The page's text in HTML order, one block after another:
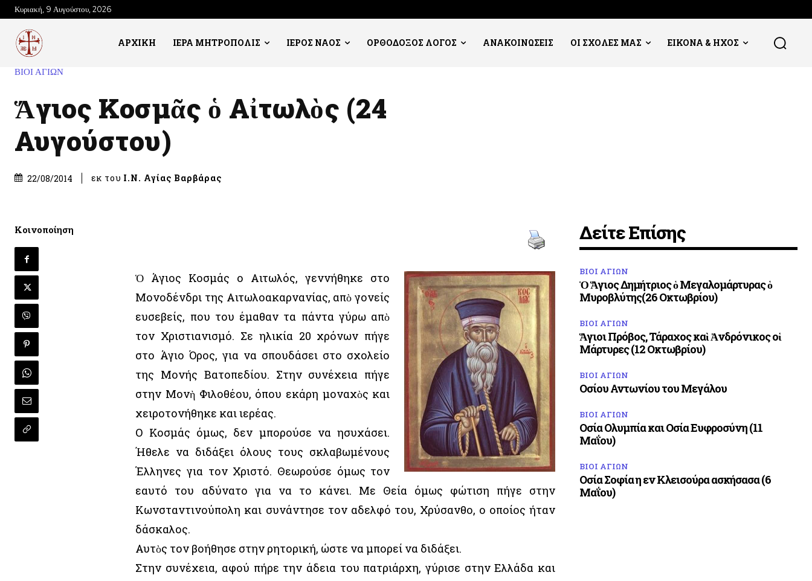
Κυριακή, 9 Αυγούστου, 2026
ΑΡΧΙΚΗ ΙΕΡΑ ΜΗΤΡΟΠΟΛΙΣ ΙΕΡΟΣ ΝΑΟΣ ΟΡΘΟΔΟΞΟΣ ΛΟΓΟΣ ΑΝΑΚΟΙΝΩΣΕΙΣ ΟΙ ΣΧΟΛΕΣ ΜΑΣ ΕΙΚΟΝΑ & ΗΧΟΣ
ΒΙΟΙ ΑΓΙΩΝ
Ἅγιος Κοσμᾶς ὁ Αἰτωλὸς (24
Αυγούστου)
22/08/2014 εκ του Ι.Ν. Αγίας Βαρβάρας
Κοινοποίηση
Ὁ Άγιος Κοσμάς ο Αιτωλός, γεννήθηκε στο
Μονοδένδρι της Αιτωλοακαρνανίας, απὸ γονείς
ευσεβείς, που του έμαθαν τα πάντα γύρω απὸ
τον Χριστιανισμό. Σε ηλικία 20 χρόνων πήγε
στο Άγιο Όρος, για να σπουδάσει στο σχολείο
της Μονής Βατοπεδίου. Στην συνέχεια πήγε
στην Μονὴ Φιλοθέου, όπου εκάρη μοναχὸς και
χειροτονήθηκε και ιερέας.
Ο Κοσμάς όμως, δεν μπορούσε να ησυχάσει.
Ήθελε να διδάξει όλους τους σκλαβωμένους
Έλληνες για τον Χριστό. Θεωρούσε όμως τον
εαυτό του αδύνατο για να το κάνει. Με Θεία όμως φώτιση πήγε στην
Κωνσταντινούπολη και συνάντησε τον αδελφό του, Χρύσανθο, ο οποίος ήταν
δάσκαλος.
Αυτὸς τον βοήθησε στην ρητορική, ώστε να μπορεί να διδάξει.
Στην συνέχεια, αφού πήρε την άδεια του πατριάρχη, γύρισε στην Ελλάδα και
Δείτε Επίσης
ΒΙΟΙ ΑΓΙΩΝ
Ὁ Ἅγιος Δημήτριος ὁ Μεγαλομάρτυρας ὁ
Μυροβλύτης(26 Οκτωβρίου)
ΒΙΟΙ ΑΓΙΩΝ
Ἅγιοι Πρόβος, Τάραχος καὶ Ἀνδρόνικος οἱ
Μάρτυρες (12 Οκτωβρίου)
ΒΙΟΙ ΑΓΙΩΝ
Οσίου Αντωνίου του Μεγάλου
ΒΙΟΙ ΑΓΙΩΝ
Οσία Ολυμπία και Οσία Ευφροσύνη (11
Μαΐου)
ΒΙΟΙ ΑΓΙΩΝ
Οσία Σοφία η εν Κλεισούρα ασκήσασα (6
Μαΐου)